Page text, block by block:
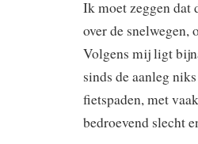
Ik moet zeggen dat
over de snelwegen,
Volgens mij ligt
sinds de aanleg
fietspaden, met
bedroevend slecht